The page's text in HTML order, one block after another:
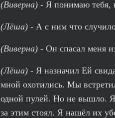
(Виверна) - Я понимаю тебя,
(Лёша) - А с ним что
(Виверна) - Он спасал меня
(Лёша) - Я назначил Ей
мной охотились. Мы
одной пулей. Но не вышло. Я
за этим стоял. Я нашёл их